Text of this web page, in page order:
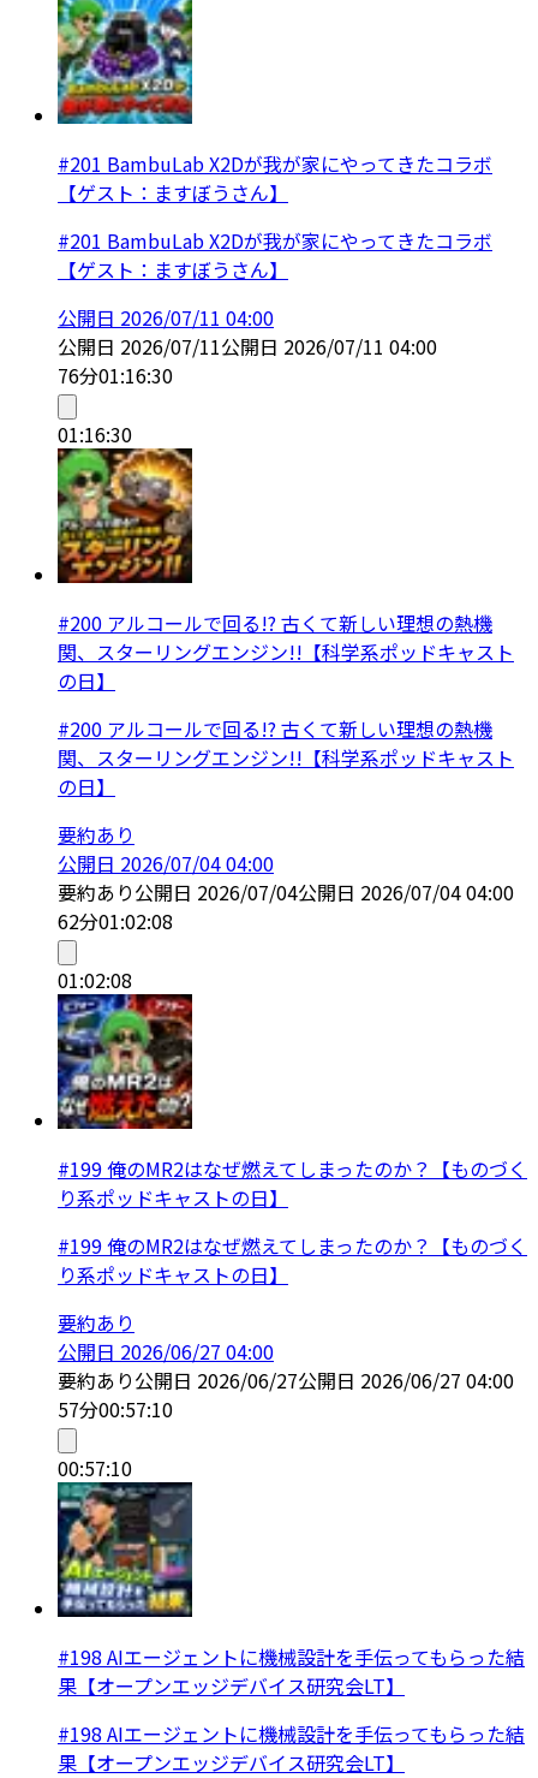
#201 BambuLab X2Dが我が家にやってきたコラボ
【ゲスト：ますぼうさん】
#201 BambuLab X2Dが我が家にやってきたコラボ
【ゲスト：ますぼうさん】
公開日 2026/07/11 04:00
公開日 2026/07/11公開日 2026/07/11 04:00
76分01:16:30
01:16:30
#200 アルコールで回る!? 古くて新しい理想の熱機
関、スターリングエンジン!!【科学系ポッドキャスト
の日】
#200 アルコールで回る!? 古くて新しい理想の熱機
関、スターリングエンジン!!【科学系ポッドキャスト
の日】
要約あり
公開日 2026/07/04 04:00
要約あり公開日 2026/07/04公開日 2026/07/04 04:00
62分01:02:08
01:02:08
#199 俺のMR2はなぜ燃えてしまったのか？【ものづく
り系ポッドキャストの日】
#199 俺のMR2はなぜ燃えてしまったのか？【ものづく
り系ポッドキャストの日】
要約あり
公開日 2026/06/27 04:00
要約あり公開日 2026/06/27公開日 2026/06/27 04:00
57分00:57:10
00:57:10
#198 AIエージェントに機械設計を手伝ってもらった結
果【オープンエッジデバイス研究会LT】
#198 AIエージェントに機械設計を手伝ってもらった結
果【オープンエッジデバイス研究会LT】